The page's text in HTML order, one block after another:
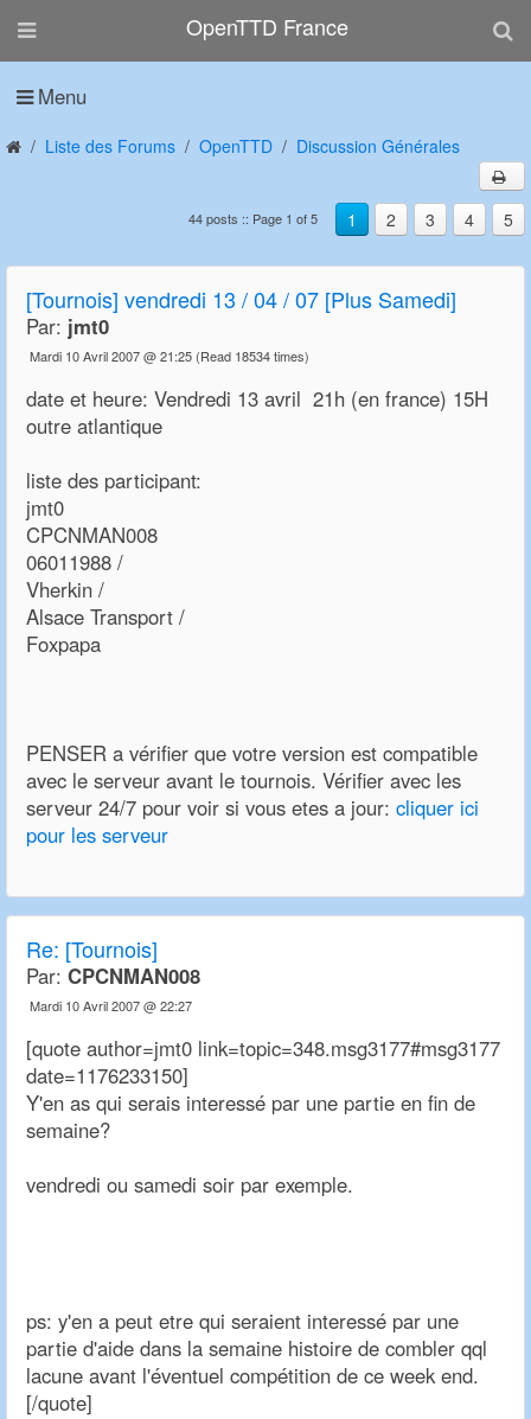
OpenTTD France
Menu
Liste des Forums OpenTTD Discussion Générales
1 2 3 4 5
44 posts :: Page 1 of 5
[Tournois] vendredi 13 / 04 / 07 [Plus Samedi]
Par: jmt0
Mardi 10 Avril 2007 @ 21:25 (Read 18534 times)
date et heure: Vendredi 13 avril 21h (en france) 15H
outre atlantique
liste des participant:
jmt0
CPCNMAN008
06011988 /
Vherkin /
Alsace Transport /
Foxpapa
PENSER a vérifier que votre version est compatible
avec le serveur avant le tournois. Vérifier avec les
serveur 24/7 pour voir si vous etes a jour: cliquer ici
pour les serveur
Re: [Tournois]
Par: CPCNMAN008
Mardi 10 Avril 2007 @ 22:27
[quote author=jmt0 link=topic=348.msg3177#msg3177
date=1176233150]
Y'en as qui serais interessé par une partie en fin de
semaine?
vendredi ou samedi soir par exemple.
ps: y'en a peut etre qui seraient interessé par une
partie d'aide dans la semaine histoire de combler qql
lacune avant l'éventuel compétition de ce week end.
[/quote]